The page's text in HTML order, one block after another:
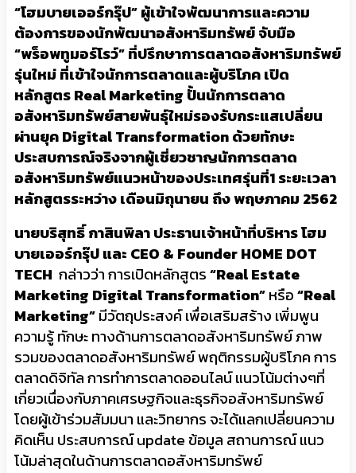
“โฮมบายเออร์กรุ๊ป” ผู้เข้าใจพัฒนาการและความ
ต้องการของนักพัฒนาอสังหาริมทรัพย์ จับมือ
“พร็อพทูมอร์โรว์” ที่ปรึกษาการตลาดอสังหาริมทรัพย์
รุ่นใหม่ ที่เข้าใจนักการตลาดและผู้บริโภค เปิด
หลักสูตรReal Marketing ปั้นนักการตลาด
อสังหาริมทรัพย์สายพันธุ์ใหม่รองรับกระแสเปลี่ยน
ผ่านยุค Digital Transformation ด้วยทักษะ
ประสบการณ์จริงจากผู้เชี่ยวชาญนักการตลาด
อสังหาริมทรัพย์แนวหน้าของประเทศรุ่นที่1 ระยะเวลา
หลักสูตรระหว่าง เดือนมิถุนายน ถึง พฤษภาคม 2562
นายบริสุทธิ์ กาสินพิลา ประธานเจ้าหน้าที่บริหาร โฮม
บายเออร์กรุ๊ป และ CEO & Founder HOME DOT
TECH กล่าวว่า การเปิดหลักสูตร“Real Estate
Marketing Digital Transformation”หรือ“Real
Marketing”มีวัตถุประสงค์ เพื่อเสริมสร้าง เพิ่มพูน
ความรู้ ทักษะ ทางด้านการตลาดอสังหาริมทรัพย์ ภาพ
รวมของตลาดอสังหาริมทรัพย์ พฤติกรรมผู้บริโภค การ
ตลาดดิจิทัล การทำการตลาดออนไลน์ แนวโน้มต่างๆที่
เกี่ยวเนื่องกับภาคเศรษฐกิจและธุรกิจอสังหาริมทรัพย์
โดยผู้เข้าร่วมสัมมนา และวิทยากร จะได้แลกเปลี่ยนความ
คิดเห็น ประสบการณ์ update ข้อมูล สถานการณ์ แนว
โน้มล่าสุดในด้านการตลาดอสังหาริมทรัพย์